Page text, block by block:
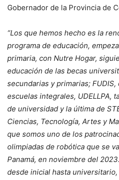
Gobernador de la Provincia de
“Los que hemos hecho es la
programa de educación,
primaria, con Nutre Hogar,
educación de las becas
secundarias y primarias;
escuelas integrales, UDELLPA,
de universidad y la última de
Ciencias, Tecnología, Artes y
que somos uno de los
olimpiadas de robótica que se
Panamá, en noviembre del
desde inicial hasta